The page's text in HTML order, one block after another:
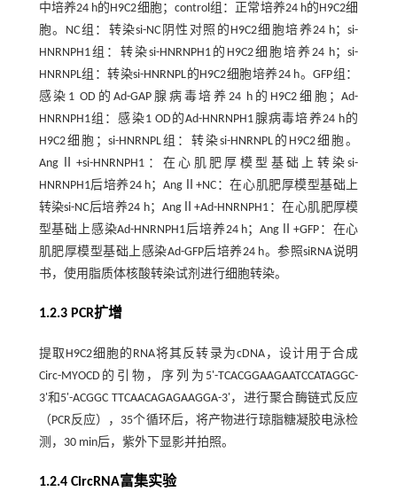
中培养24 h的H9C2细胞；control组：正常培养24 h的H9C2细
胞。NC组：转染si-NC阴性对照的H9C2细胞培养24 h；si-
HNRNPH1组：转染si-HNRNPH1的H9C2细胞培养24 h；si-
HNRNPL组：转染si-HNRNPL的H9C2细胞培养24 h。GFP组：
感染1 OD的Ad-GAP腺病毒培养24 h的H9C2细胞；Ad-
HNRNPH1组：感染1 OD的Ad-HNRNPH1腺病毒培养24 h的
H9C2细胞；si-HNRNPL组：转染si-HNRNPL的H9C2细胞。
AngⅡ+si-HNRNPH1：在心肌肥厚模型基础上转染si-
HNRNPH1后培养24 h；AngⅡ+NC：在心肌肥厚模型基础上
转染si-NC后培养24 h；AngⅡ+Ad-HNRNPH1：在心肌肥厚模
型基础上感染Ad-HNRNPH1后培养24 h；AngⅡ+GFP：在心
肌肥厚模型基础上感染Ad-GFP后培养24 h。参照siRNA说明
书，使用脂质体核酸转染试剂进行细胞转染。
1.2.3 PCR扩增
提取H9C2细胞的RNA将其反转录为cDNA，设计用于合成
Circ-MYOCD的引物，序列为5'-TCACGGAAGAATCCATAGGC-
3'和5'-ACGGC TTCAACAGAGAAGGA-3'，进行聚合酶链式反应
（PCR反应），35个循环后，将产物进行琼脂糖凝胶电泳检
测，30 min后，紫外下显影并拍照。
1.2.4 CircRNA富集实验